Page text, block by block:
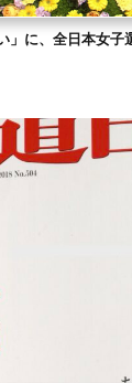
」に、全日本女